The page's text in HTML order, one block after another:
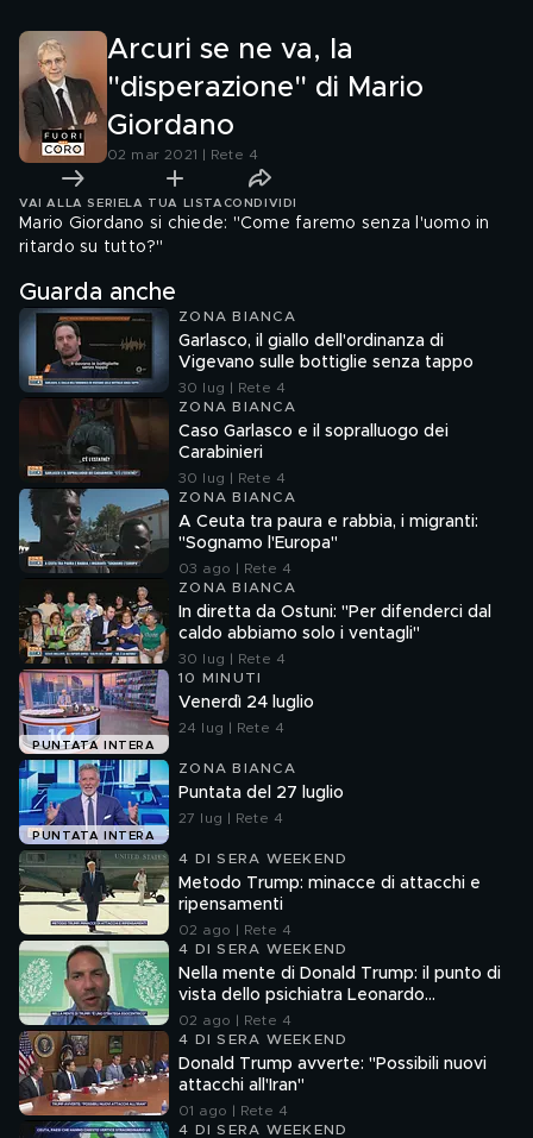
Arcuri se ne va, la
"disperazione" di Mario
Giordano
02 mar 2021 | Rete 4
VAI ALLA SERIE LA TUA LISTA CONDIVIDI
Mario Giordano si chiede: "Come faremo senza l'uomo in
ritardo su tutto?"
Guarda anche
ZONA BIANCA
Garlasco, il giallo dell'ordinanza di
Vigevano sulle bottiglie senza tappo
30 lug | Rete 4
ZONA BIANCA
Caso Garlasco e il sopralluogo dei
Carabinieri
30 lug | Rete 4
ZONA BIANCA
A Ceuta tra paura e rabbia, i migranti:
"Sognamo l'Europa"
03 ago | Rete 4
ZONA BIANCA
In diretta da Ostuni: "Per difenderci dal
caldo abbiamo solo i ventagli"
30 lug | Rete 4
PUNTATA INTERA
10 MINUTI
Venerdì 24 luglio
24 lug | Rete 4
PUNTATA INTERA
ZONA BIANCA
Puntata del 27 luglio
27 lug | Rete 4
4 DI SERA WEEKEND
Metodo Trump: minacce di attacchi e
ripensamenti
02 ago | Rete 4
4 DI SERA WEEKEND
Nella mente di Donald Trump: il punto di
vista dello psichiatra Leonardo
Mendolicchio
02 ago | Rete 4
4 DI SERA WEEKEND
Donald Trump avverte: "Possibili nuovi
attacchi all'Iran"
01 ago | Rete 4
4 DI SERA WEEKEND